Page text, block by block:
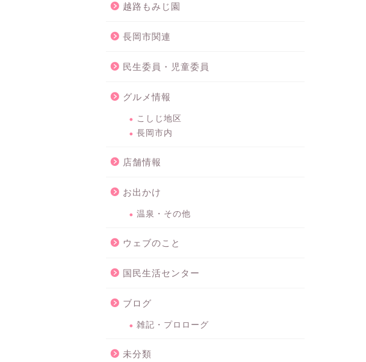
越路もみじ園
長岡市関連
民生委員・児童委員
グルメ情報
こしじ地区
長岡市内
店舗情報
お出かけ
温泉・その他
ウェブのこと
国民生活センター
ブログ
雑記・プロローグ
未分類